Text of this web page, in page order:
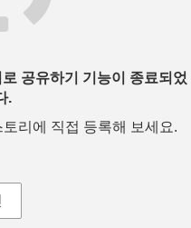
공유하기 기능이 종료되었
.
리에 직접 등록해 보세요.